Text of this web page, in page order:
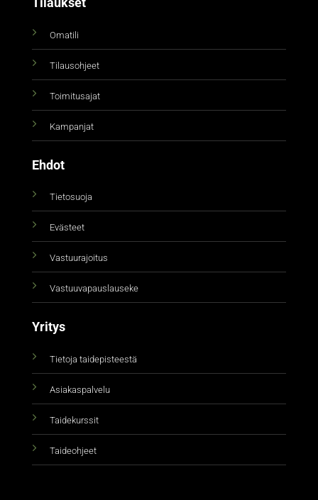
Tilaukset
Omatili
Tilausohjeet
Toimitusajat
Kampanjat
Ehdot
Tietosuoja
Evästeet
Vastuurajoitus
Vastuuvapauslauseke
Yritys
Tietoja taidepisteestä
Asiakaspalvelu
Taidekurssit
Taideohjeet